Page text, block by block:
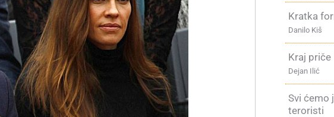
Kratka
Danilo Kiš
Kraj priče
Dejan Ilić
Svi ćemo
teroristi